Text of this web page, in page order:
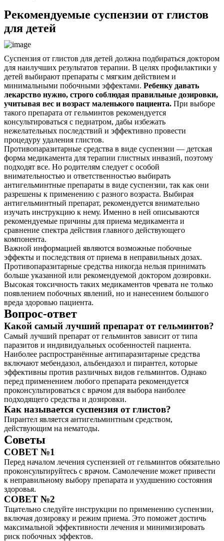
Рекомендуемые суспензии от глистов
для детей
Суспензия от глистов для детей должна подбираться доктором
для наилучших результатов терапии. В целях профилактики у
детей выбирают препараты с мягким действием и
минимальными побочными эффектами. Ребенку давать
лекарство нужно, строго соблюдая правильные дозировки,
учитывая вес и возраст маленького пациента. При выборе
такого препарата от гельминтов рекомендуется
консультироваться с педиатром, дабы избежать
нежелательных последствий и эффективно провести
процедуру удаления глистов.
Противопаразитарные средства в виде суспензии — детская
форма медикамента для терапии глистных инвазий, поэтому
подходят все. Но родителям следует с особой
внимательностью и ответственностью выбирать
антигельминтные препараты в виде суспензии, так как они
разрешены к применению с разного возраста. Выбирая
антигельминтный препарат, рекомендуется внимательно
изучать инструкцию к нему. Именно в ней описываются
рекомендуемые причины для приема медикамента и
сравнение спектра действия главного действующего
компонента.
Важной информацией являются возможные побочные
эффекты и последствия от приема в неправильных дозах.
Противопаразитарные средства никогда нельзя принимать
больше указанной или рекомендуемой доктором дозировки.
Высокая токсичность таких медикаментов чревата не только
появлением побочных явлений, но и нанесением большого
вреда здоровью пациента.
Вопрос-ответ
Какой самый лучший препарат от гельминтов?
Самый лучший препарат от гельминтов зависит от типа
паразитов и индивидуальных особенностей пациента.
Наиболее распространённые антипаразитарные средства
включают мебендазол, альбендазол и пирантел, которые
эффективны против различных видов гельминтов. Однако
перед применением любого препарата рекомендуется
проконсультироваться с врачом для выбора наиболее
подходящего средства и дозировки.
Как называется суспензия от глистов?
Пирантел является антигельминтным средством,
действующим на нематоды.
Советы
СОВЕТ №1
Перед началом лечения суспензией от гельминтов обязательно
проконсультируйтесь с врачом. Самолечение может привести
к неправильному выбору препарата и ухудшению состояния
здоровья.
СОВЕТ №2
Тщательно следуйте инструкции по применению суспензии,
включая дозировку и режим приема. Это поможет достичь
максимальной эффективности лечения и минимизировать
риск побочных эффектов.